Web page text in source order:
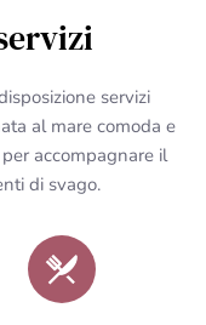
servizi
al mare comoda e
accompagnare il
di svago.